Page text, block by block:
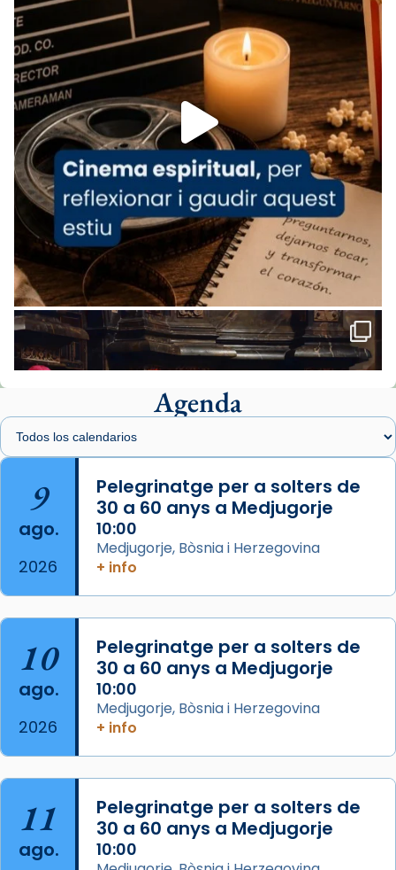
www.vaticannews.va/es/iglesia/news/2026-
07/carmina-historia-depresion-papa-viaje-
espana-testimoni...
Foto
View on Facebook · Share
Arquebisbat de Barcelona
2 weeks ago
«Avui les santes Juliana i Semproniana ens
ajuden a alçar la mirada»
Mons. Sergi Gordo, bisbe de Tortosa, ha
presidit aquest 27 de juliol la missa de Les
Santes de Mataró.
🔗 tinyurl.com/cvu5jmbk
📸 J. Merino
de Barcelona.
2 weeks ago
Aquest dilluns, 27 de juliol, ha tingut lloc la
missa d’acció de gràcies en agraïment al
comitè organitzador de la visita apostòlica
del Sant Pare Lleó XIV a Barcelona, i als
col·laboradors, a la Catedral de Barcelona.
L’arquebisbe de Barcelona, el cardenal Joan
Josep Omella, ha presidit la missa i l’ha
concelebrat el bisbe auxiliar de Barcelona,
Mons. David Abadías.
📸 Dr. G. Simón
Foto
View on Facebook · Share
Arquebisbat de Barcelona
Agenda
9
ago.
2026
Pelegrinatge per a solters de
30 a 60 anys a Medjugorje
10:00
Medjugorje, Bòsnia i Herzegovina
+ info
10
ago.
2026
Pelegrinatge per a solters de
30 a 60 anys a Medjugorje
10:00
Medjugorje, Bòsnia i Herzegovina
+ info
11
ago.
Pelegrinatge per a solters de
30 a 60 anys a Medjugorje
10:00